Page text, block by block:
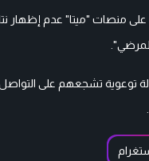
على منصات "ميتا" عدم
توعوية تشجعهم على